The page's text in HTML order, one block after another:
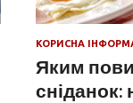
КОРИСНА
Яким
сніданок: